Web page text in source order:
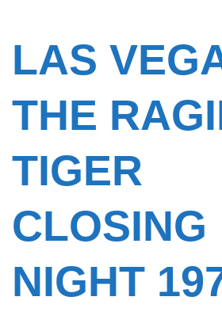
LAS
THE
TIGER
CLOSING
NIGHT